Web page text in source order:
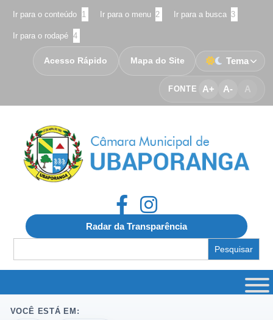
Ir para o conteúdo 1 Ir para o menu 2 Ir para a busca 3
Ir para o rodapé 4
FONTE A+ A- A
Acesso Rápido Mapa do Site Tema
Radar da Transparência
for:
VOCÊ ESTÁ EM: